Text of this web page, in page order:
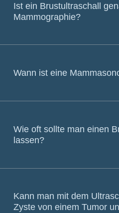
Ist ein Brustultraschall
Mammographie?
Wann ist eine
Wie oft sollte man einen
lassen?
Kann man mit dem
Zyste von einem Tumor